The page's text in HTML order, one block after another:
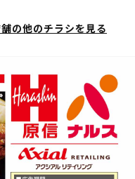
の他のチラシを見る